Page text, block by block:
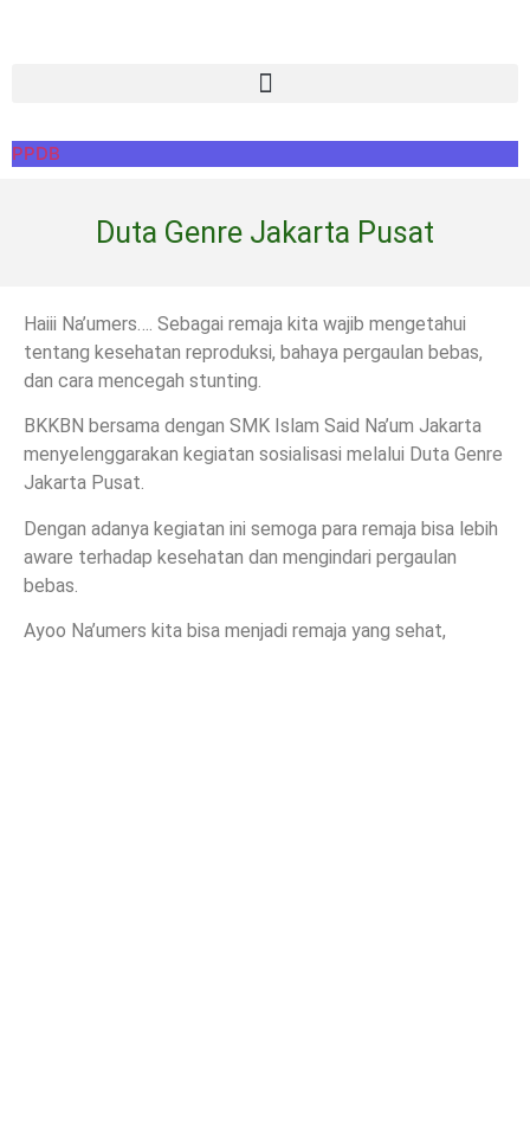
PPDB
Duta Genre Jakarta Pusat
Haiii Na’umers…. Sebagai remaja kita wajib mengetahui
tentang kesehatan reproduksi, bahaya pergaulan bebas,
dan cara mencegah stunting.
BKKBN bersama dengan SMK Islam Said Na’um Jakarta
menyelenggarakan kegiatan sosialisasi melalui Duta Genre
Jakarta Pusat.
Dengan adanya kegiatan ini semoga para remaja bisa lebih
aware terhadap kesehatan dan mengindari pergaulan
bebas.
Ayoo Na’umers kita bisa menjadi remaja yang sehat,